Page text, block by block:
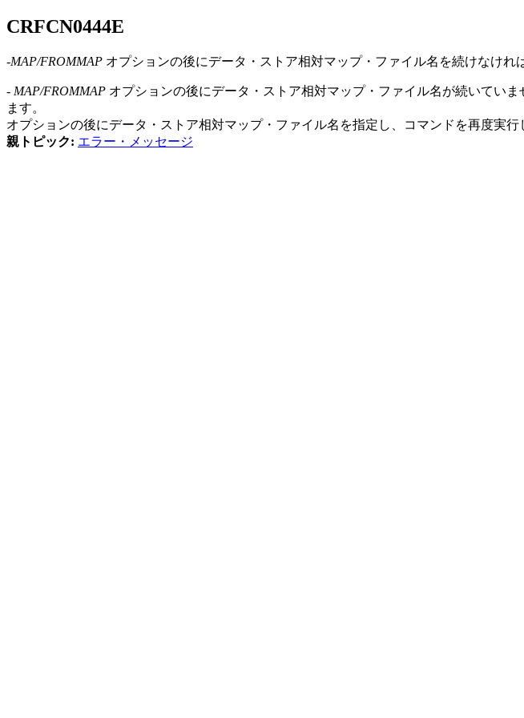
CRFCN0444E
-MAP/FROMMAP オプションの後にデータ・ストア相対マップ・ファイル名を続けなけれ
- MAP/FROMMAP オプションの後にデータ・ストア相対マップ・ファイル名が続いてい
ます。
オプションの後にデータ・ストア相対マップ・ファイル名を指定し、コマンドを再度実行
親トピック: エラー・メッセージ